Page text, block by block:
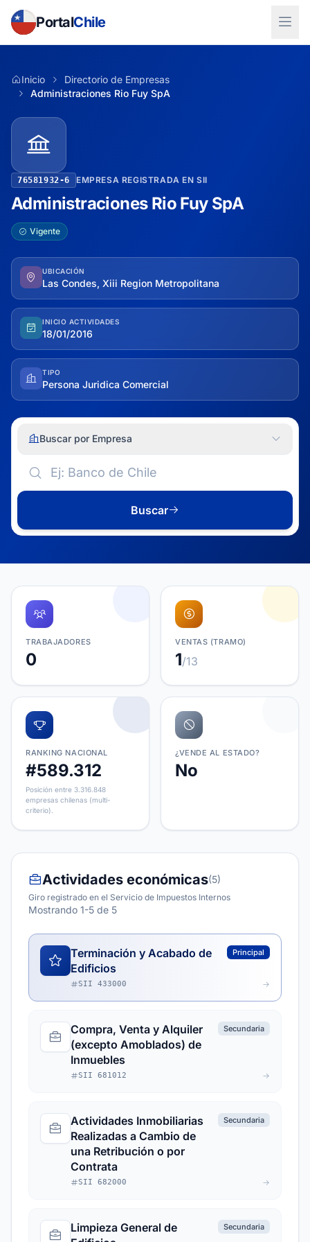
PortalChile
Inicio
Directorio de Empresas
Administraciones Rio Fuy SpA
76581932-6 EMPRESA REGISTRADA EN SII
Administraciones Rio Fuy SpA
Vigente
UBICACIÓN
Las Condes, Xiii Region Metropolitana
INICIO ACTIVIDADES
18/01/2016
TIPO
Persona Juridica Comercial
Buscar por Empresa
Buscar
TRABAJADORES
0
VENTAS (TRAMO)
1/13
RANKING NACIONAL
#589.312
Posición entre 3.316.848
empresas chilenas (multi-
criterio).
¿VENDE AL ESTADO?
No
Actividades económicas(5)
Giro registrado en el Servicio de Impuestos Internos
Mostrando 1-5 de 5
Terminación y Acabado de
Edificios
Principal
SII 433000
Compra, Venta y Alquiler
(excepto Amoblados) de
Inmuebles
Secundaria
SII 681012
Actividades Inmobiliarias
Realizadas a Cambio de
una Retribución o por
Contrata
Secundaria
SII 682000
Limpieza General de
Secundaria